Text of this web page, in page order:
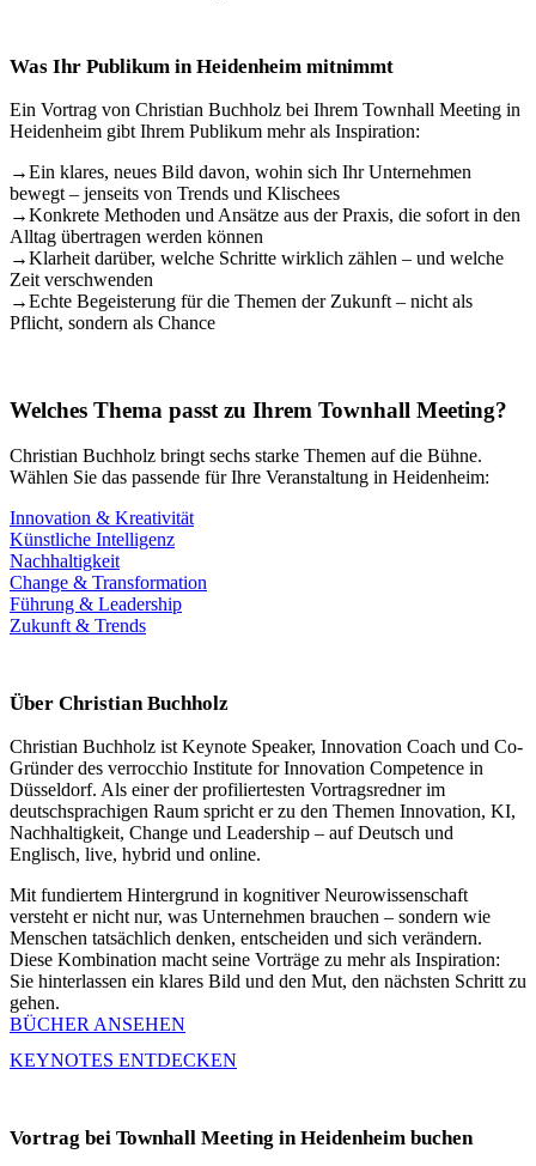
Was Ihr Publikum in Heidenheim mitnimmt
Ein Vortrag von Christian Buchholz bei Ihrem Townhall Meeting in
Heidenheim gibt Ihrem Publikum mehr als Inspiration:
→Ein klares, neues Bild davon, wohin sich Ihr Unternehmen
bewegt – jenseits von Trends und Klischees
→Konkrete Methoden und Ansätze aus der Praxis, die sofort in den
Alltag übertragen werden können
→Klarheit darüber, welche Schritte wirklich zählen – und welche
Zeit verschwenden
→Echte Begeisterung für die Themen der Zukunft – nicht als
Pflicht, sondern als Chance
Welches Thema passt zu Ihrem Townhall Meeting?
Christian Buchholz bringt sechs starke Themen auf die Bühne.
Wählen Sie das passende für Ihre Veranstaltung in Heidenheim:
Innovation & Kreativität
Künstliche Intelligenz
Nachhaltigkeit
Change & Transformation
Führung & Leadership
Zukunft & Trends
Über Christian Buchholz
Christian Buchholz ist Keynote Speaker, Innovation Coach und Co-
Gründer des verrocchio Institute for Innovation Competence in
Düsseldorf. Als einer der profiliertesten Vortragsredner im
deutschsprachigen Raum spricht er zu den Themen Innovation, KI,
Nachhaltigkeit, Change und Leadership – auf Deutsch und
Englisch, live, hybrid und online.
Mit fundiertem Hintergrund in kognitiver Neurowissenschaft
versteht er nicht nur, was Unternehmen brauchen – sondern wie
Menschen tatsächlich denken, entscheiden und sich verändern.
Diese Kombination macht seine Vorträge zu mehr als Inspiration:
Sie hinterlassen ein klares Bild und den Mut, den nächsten Schritt zu
gehen.
BÜCHER ANSEHEN
KEYNOTES ENTDECKEN
Vortrag bei Townhall Meeting in Heidenheim buchen